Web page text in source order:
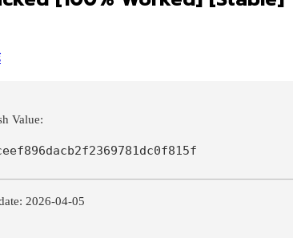
Value:
2026-04-05